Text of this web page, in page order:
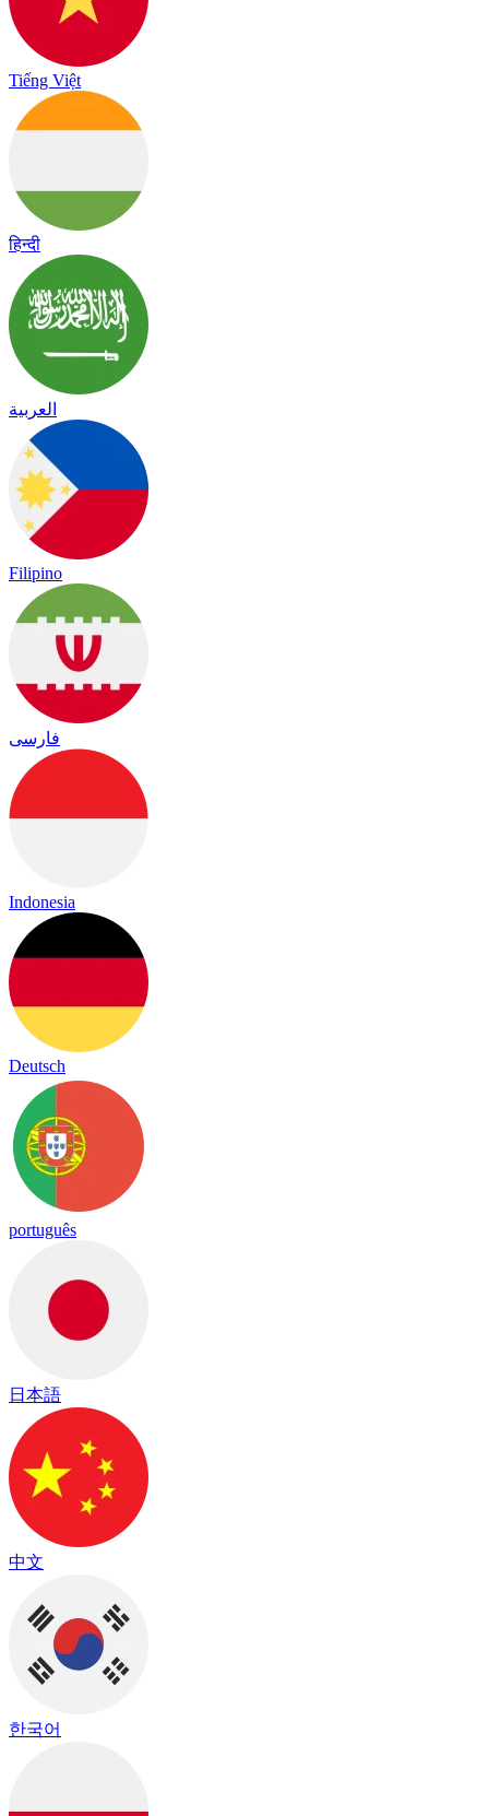
Tiếng Việt
हिन्दी
العربية
Filipino
فارسی
Indonesia
Deutsch
português
日本語
中文
한국어